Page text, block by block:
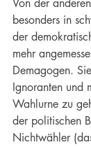
Von der
besonders in
der
mehr
Demagogen.
Ignoranten und
Wahlurne zu
der politischen
Nichtwähler